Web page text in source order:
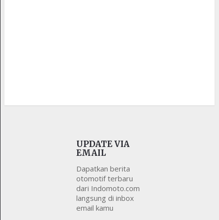
UPDATE VIA
EMAIL
Dapatkan berita
otomotif terbaru
dari Indomoto.com
langsung di inbox
email kamu